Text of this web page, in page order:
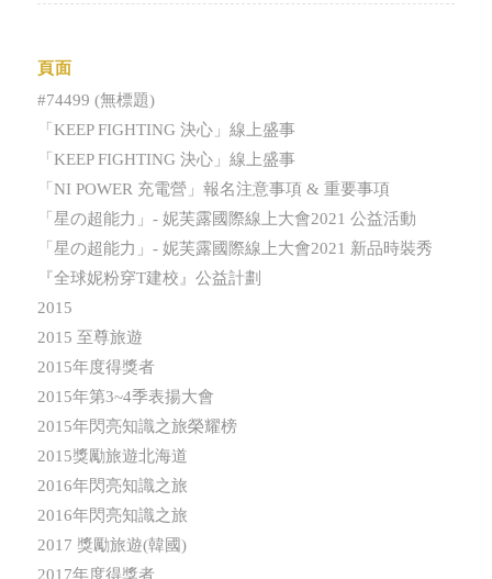
頁面
#74499 (無標題)
「KEEP FIGHTING 決心」線上盛事
「KEEP FIGHTING 決心」線上盛事
「NI POWER 充電營」報名注意事項 & 重要事項
「星の超能力」- 妮芙露國際線上大會2021 公益活動
「星の超能力」- 妮芙露國際線上大會2021 新品時裝秀
『全球妮粉穿T建校』公益計劃
2015
2015 至尊旅遊
2015年度得獎者
2015年第3~4季表揚大會
2015年閃亮知識之旅榮耀榜
2015獎勵旅遊北海道
2016年閃亮知識之旅
2016年閃亮知識之旅
2017 獎勵旅遊(韓國)
2017年度得獎者